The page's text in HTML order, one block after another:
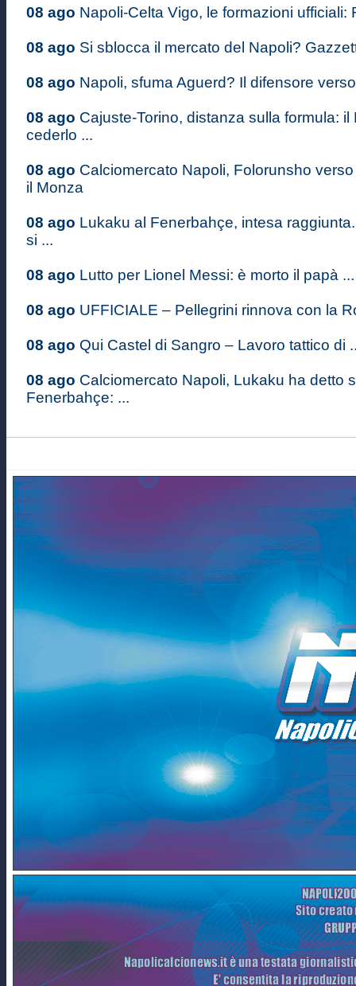
08 ago Napoli-Celta Vigo, le formazioni ufficiali:
08 ago Si sblocca il mercato del Napoli?
08 ago Napoli, sfuma Aguerd? Il difensore
08 ago Cajuste-Torino, distanza sulla formula: il
cederlo ...
08 ago Calciomercato Napoli, Folorunsho
il Monza
08 ago Lukaku al Fenerbahçe, intesa
si ...
08 ago Lutto per Lionel Messi: è morto il papà ...
08 ago UFFICIALE – Pellegrini rinnova con la
08 ago Qui Castel di Sangro – Lavoro tattico di
08 ago Calciomercato Napoli, Lukaku ha detto
Fenerbahçe: ...